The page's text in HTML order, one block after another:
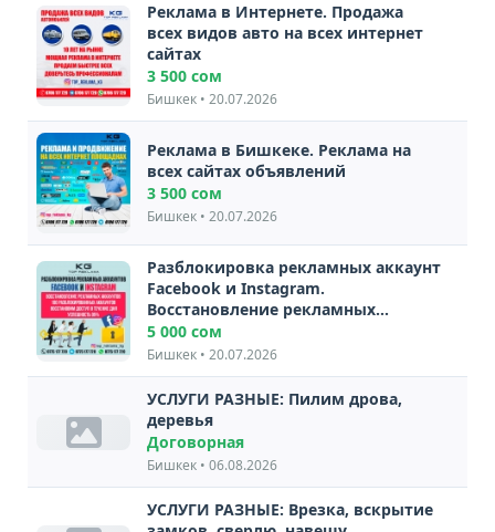
Реклама в Интернете. Продажа
всех видов авто на всех интернет
сайтах
3 500 сом
Бишкек • 20.07.2026
Реклама в Бишкеке. Реклама на
всех сайтах объявлений
3 500 сом
Бишкек • 20.07.2026
Разблокировка рекламных аккаунт
Facebook и Instagram.
Восстановление рекламных
аккаунтов. Более 100
разблокированных аккаунтов
5 000 сом
Бишкек • 20.07.2026
УСЛУГИ РАЗНЫЕ: Пилим дрова,
деревья
Договорная
Бишкек • 06.08.2026
УСЛУГИ РАЗНЫЕ: Врезка, вскрытие